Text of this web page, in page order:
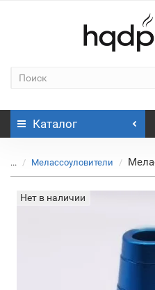
Каталог
... Мелассоуловители
Нет в наличии